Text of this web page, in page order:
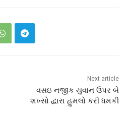
Next article
વસઇ નજીક યુવાન ઉપર બે
શખ્સો દ્વારા હુમલો કરી ધમકી